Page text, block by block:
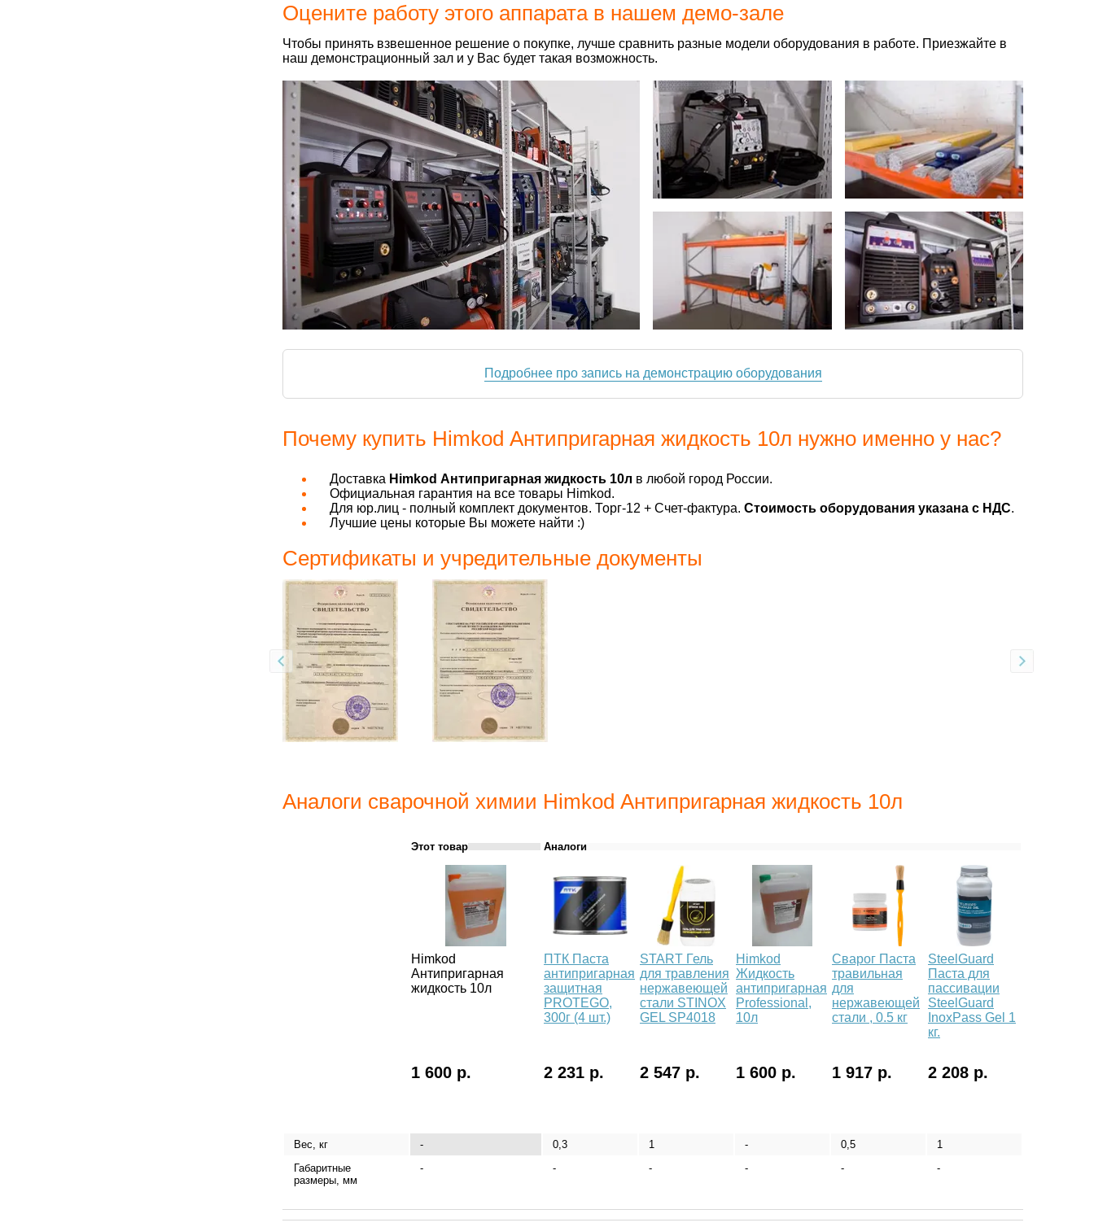
Оцените работу этого аппарата в нашем демо-зале
Чтобы принять взвешенное решение о покупке, лучше сравнить разные модели оборудования в работе. Приезжайте в
наш демонстрационный зал и у Вас будет такая возможность.
Подробнее про запись на демонстрацию оборудования
Почему купить Himkod Антипригарная жидкость 10л нужно именно у нас?
Доставка Himkod Антипригарная жидкость 10л в любой город России.
Официальная гарантия на все товары Himkod.
Для юр.лиц - полный комплект документов. Торг-12 + Счет-фактура. Стоимость оборудования указана с НДС.
Лучшие цены которые Вы можете найти :)
Сертификаты и учредительные документы
Аналоги сварочной химии Himkod Антипригарная жидкость 10л
Этот товар Аналоги
Himkod
Антипригарная
жидкость 10л
ПТК Паста
антипригарная
защитная
PROTEGO,
300г (4 шт.)
START Гель
для травления
нержавеющей
стали STINOX
GEL SP4018
Himkod
Жидкость
антипригарная
Professional,
10л
Сварог Паста
травильная
для
нержавеющей
стали , 0.5 кг
SteelGuard
Паста для
пассивации
SteelGuard
InoxPass Gel 1
кг.
1 600 р. 2 231 р. 2 547 р. 1 600 р. 1 917 р. 2 208 р.
Вес, кг - 0,3 1 - 0,5
1
Габаритные
размеры, мм
- - - - - -